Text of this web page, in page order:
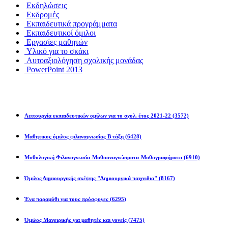
Εκδηλώσεις
Εκδρομές
Εκπαιδευτικά προγράμματα
Εκπαιδευτικοί όμιλοι
Εργασίες μαθητών
Υλικό για το σκάκι
Αυτοαξιολόγηση σχολικής μονάδας
PowerPoint 2013
Λειτουργία εκπαιδευτικών ομίλων για το σχολ. έτος 2021-22 (3572)
Μαθητικος όμιλος φιλαναγνωσίας Β τάξη (6428)
Μυθολογική Φιλαναγνωσία-Μυθοαναγνώσματα-Μυθογραφήματα (6910)
Όμιλος Δημιουργικής σκέψης "Δημιουργικά παιχνιδια" (8167)
Ένα παραμύθι για τους πρόσφυγες (6295)
Όμιλος Μαγειρικής για μαθητές και γονείς (7475)